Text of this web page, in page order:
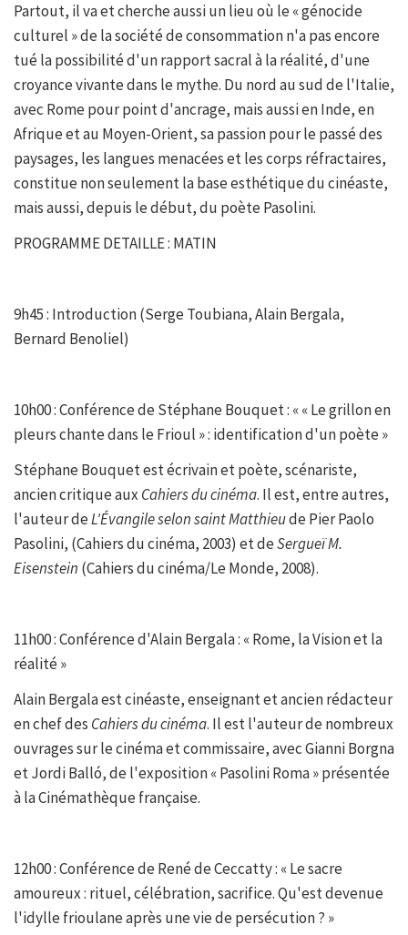
Partout, il va et cherche aussi un lieu où le « génocide
culturel » de la société de consommation n'a pas encore
tué la possibilité d'un rapport sacral à la réalité, d'une
croyance vivante dans le mythe. Du nord au sud de l'Italie,
avec Rome pour point d'ancrage, mais aussi en Inde, en
Afrique et au Moyen-Orient, sa passion pour le passé des
paysages, les langues menacées et les corps réfractaires,
constitue non seulement la base esthétique du cinéaste,
mais aussi, depuis le début, du poète Pasolini.
PROGRAMME DETAILLE : MATIN
9h45 : Introduction (Serge Toubiana, Alain Bergala,
Bernard Benoliel)
10h00 : Conférence de Stéphane Bouquet : « « Le grillon en
pleurs chante dans le Frioul » : identification d'un poète »
Stéphane Bouquet est écrivain et poète, scénariste,
ancien critique aux Cahiers du cinéma. Il est, entre autres,
l'auteur deL'Évangile selon saint Matthieude Pier Paolo
Pasolini, (Cahiers du cinéma, 2003) et deSergueï M.
Eisenstein (Cahiers du cinéma/Le Monde, 2008).
11h00 : Conférence d'Alain Bergala : « Rome, la Vision et la
réalité »
Alain Bergala est cinéaste, enseignant et ancien rédacteur
en chef des Cahiers du cinéma. Il est l'auteur de nombreux
ouvrages sur le cinéma et commissaire, avec Gianni Borgna
et Jordi Balló, de l'exposition « Pasolini Roma » présentée
à la Cinémathèque française.
12h00 : Conférence de René de Ceccatty : « Le sacre
amoureux : rituel, célébration, sacrifice. Qu'est devenue
l'idylle frioulane après une vie de persécution ? »